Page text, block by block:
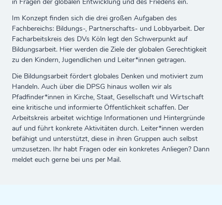
Im Konzept finden sich die drei großen Aufgaben des
Fachbereichs: Bildungs-, Partnerschafts- und Lobbyarbeit. Der
Facharbeitskreis des DVs Köln legt den Schwerpunkt auf
Bildungsarbeit. Hier werden die Ziele der globalen Gerechtigkeit
zu den Kindern, Jugendlichen und Leiter*innen getragen.
Die Bildungsarbeit fördert globales Denken und motiviert zum
Handeln. Auch über die DPSG hinaus wollen wir als
Pfadfinder*innen in Kirche, Staat, Gesellschaft und Wirtschaft
eine kritische und informierte Öffentlichkeit schaffen. Der
Arbeitskreis arbeitet wichtige Informationen und Hintergründe
auf und führt konkrete Aktivitäten durch. Leiter*innen werden
befähigt und unterstützt, diese in ihren Gruppen auch selbst
umzusetzen. Ihr habt Fragen oder ein konkretes Anliegen? Dann
meldet euch gerne bei uns per Mail.